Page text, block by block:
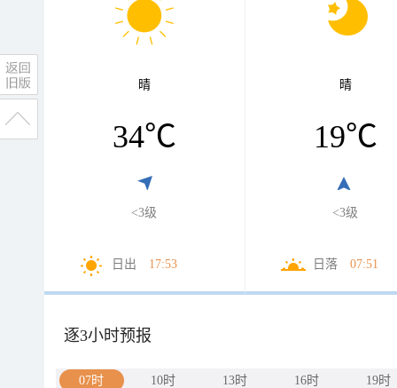
晴
34℃
<3级
日出 17:53
晴
19℃
<3级
日落 07:51
逐3小时预报
07时 10时 13时 16时 19时